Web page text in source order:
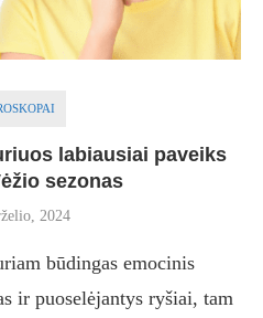
labiausiai paveiks
sezonas
2024
būdingas emocinis
ir puoselėjantys ryšiai, tam